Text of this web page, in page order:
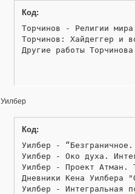
Код:
Торчинов - Религии
Торчинов: Хайдеггер и
Другие работы
Уилбер
Код:
Уилбер - “Безграничное.
Уилбер - Око духа.
Уилбер - Проект Атман.
Дневники Кена Уилбера
Уилбер - Интегральная